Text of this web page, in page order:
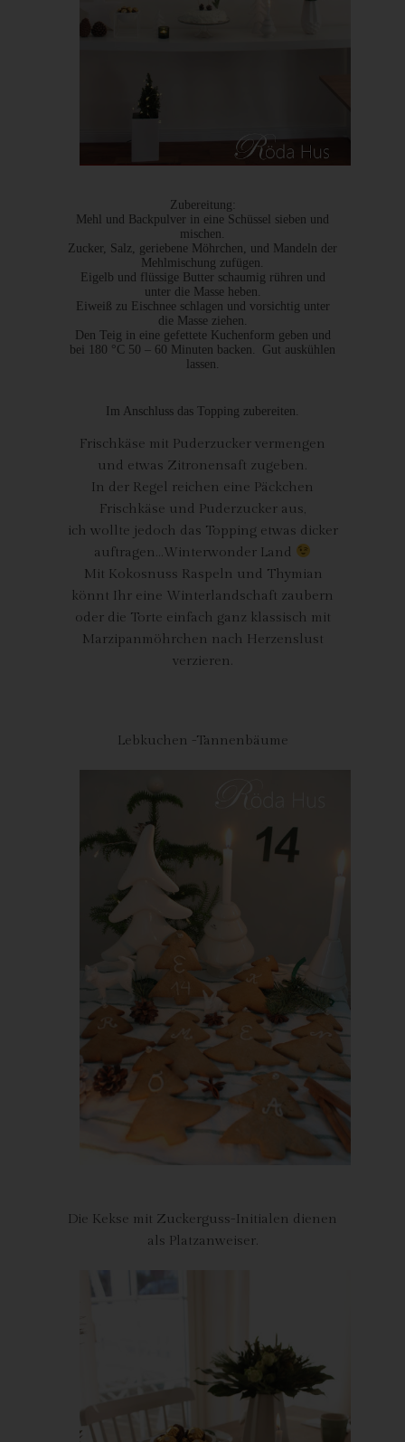
Zubereitung:
Mehl und Backpulver in eine Schüssel sieben und
mischen.
Zucker, Salz, geriebene Möhrchen, und Mandeln der
Mehlmischung zufügen.
Eigelb und flüssige Butter schaumig rühren und
unter die Masse heben.
Eiweiß zu Eischnee schlagen und vorsichtig unter
die Masse ziehen.
Den Teig in eine gefettete Kuchenform geben und
bei 180 °C 50 – 60 Minuten backen.
Gut auskühlen
lassen.
Im Anschluss das Topping zubereiten.
Frischkäse mit Puderzucker vermengen
und etwas Zitronensaft zugeben.
In der Regel reichen eine Päckchen
Frischkäse und Puderzucker aus,
ich wollte jedoch das Topping etwas dicker
auftragen…Winterwonder Land
Mit Kokosnuss Raspeln und Thymian
könnt Ihr eine Winterlandschaft zaubern
oder die Torte einfach ganz klassisch mit
Marzipanmöhrchen nach Herzenslust
verzieren.
Lebkuchen -Tannenbäume
Die Kekse mit Zuckerguss-Initialen dienen
als Platzanweiser.
bildet – sofern Sie dort registriert sind – Ihr Avatar-Bild neben
dem Kommentar ab. Sollten Sie nicht registriert sein, wird kein
WordPress-User automatisch auch bei Gravatar registriert sind.
https://de.gravatar.com
Infrastruktur- und Plattformdienstleistungen, Rechenkapazität,
Speicherplatz und Datenbankdienste, Sicherheitsleistungen
sowie technische Wartungsleistungen, die wir zum Zwecke des
Betriebs dieses Onlineangebotes einsetzen.
Hierbei verarbeiten wir, bzw. unser Hostinganbieter
Bestandsdaten, Kontaktdaten, Inhaltsdaten, Vertragsdaten,
Nutzungsdaten, Meta- und Kommunikationsdaten von Kunden,
Interessenten und Besuchern dieses Onlineangebotes auf
gem. Art. 6 Abs. 1 lit. f DSGVO i.V.m. Art. 28 DSGVO (Abschluss
Auftragsverarbeitungsvertrag).
Routinemäßige Löschung und Sperrung
von personenbezogenen Daten
Der für die Verarbeitung Verantwortliche verarbeitet und
speichert personenbezogene Daten der betroffenen Person nur
für den Zeitraum, der zur Erreichung des Speicherungszwecks
erforderlich ist oder sofern dies durch den Europäischen
Richtlinien- und Verordnungsgeber oder einen anderen
Gesetzgeber in Gesetzen oder Vorschriften, welchen der für die
Verarbeitung Verantwortliche unterliegt, vorgesehen wurde.
Speicherfrist ab, werden die personenbezogenen Daten
Rechte der betroffenen Person
a) Recht auf Bestätigung
Jede betroffene Person hat das vom Europäischen Richtlinien-
und Verordnungsgeber eingeräumte Recht, von dem für die
Verarbeitung Verantwortlichen eine Bestätigung darüber zu
verlangen, ob sie betreffende personenbezogene Daten
verarbeitet werden. Möchte eine betroffene Person dieses
Bestätigungsrecht in Anspruch nehmen, kann sie sich hierzu
jederzeit an einen Mitarbeiter des für die Verarbeitung
Verantwortlichen wenden.
b) Recht auf Auskunft
Jede von der Verarbeitung personenbezogener Daten
betroffene Person hat das vom Europäischen Richtlinien- und
Verordnungsgeber gewährte Recht, jederzeit von dem für die
Verarbeitung Verantwortlichen unentgeltliche Auskunft über die
Person Auskunft über folgende Informationen zugestanden:
Drittländern oder bei internationalen Organisationen
falls möglich die geplante Dauer, für die die personenbezogenen
Daten gespeichert werden, oder, falls dies nicht möglich ist, die
Kriterien für die Festlegung dieser Dauer
das Bestehen eines Rechts auf Berichtigung oder Löschung der
sie betreffenden personenbezogenen Daten oder auf
Einschränkung der Verarbeitung durch den Verantwortlichen